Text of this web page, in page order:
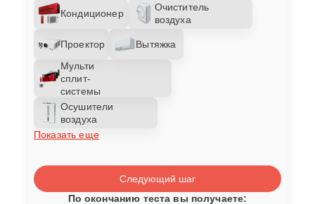
Кондиционер
Очиститель
воздуха
Проектор
Вытяжка
Мульти
сплит-
системы
Осушители
воздуха
Показать еще
Следующий шаг
По окончанию теста вы получаете: